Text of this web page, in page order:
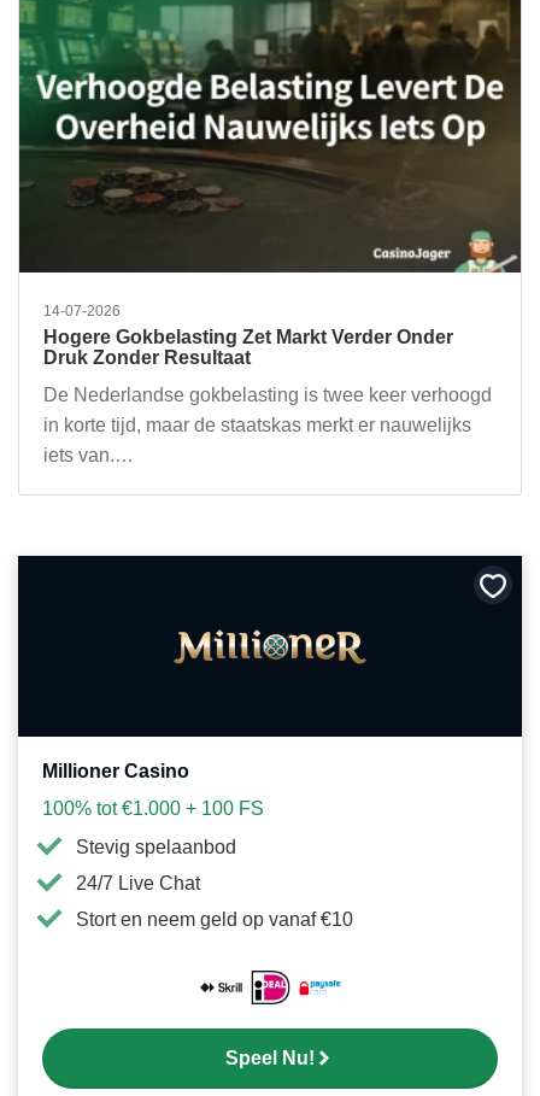
14-07-2026
Hogere Gokbelasting Zet Markt Verder Onder
Druk Zonder Resultaat
De Nederlandse gokbelasting is twee keer verhoogd
in korte tijd, maar de staatskas merkt er nauwelijks
iets van.…
Millioner Casino
100% tot €1.000 + 100 FS
Stevig spelaanbod
24/7 Live Chat
Stort en neem geld op vanaf €10
Speel Nu!